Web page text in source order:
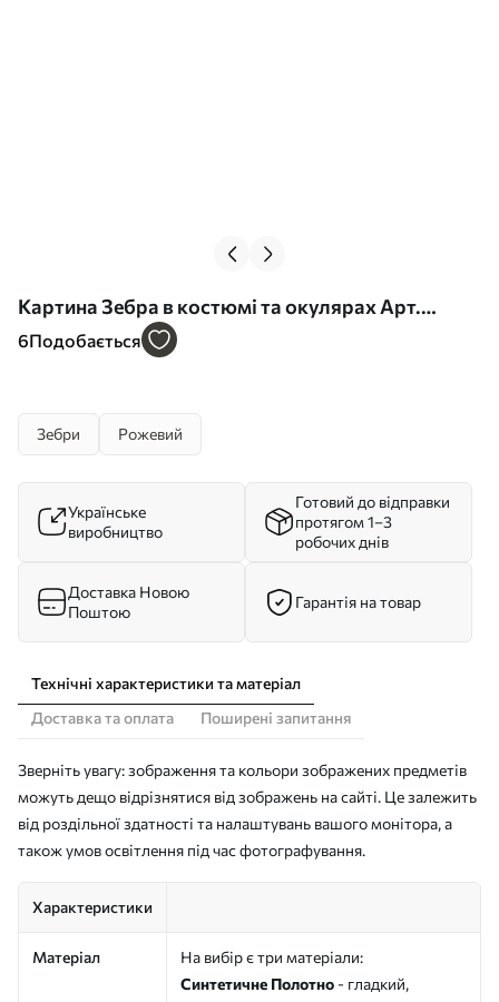
Картина Зебра в костюмі та окулярах Арт.
s45307
6Подобається
Зебри Рожевий
Українське
виробництво
Готовий до відправки
протягом 1–3
робочих днів
Доставка Новою
Поштою
Гарантія на товар
Технічні характеристики та матеріал
Доставка та оплата
Поширені запитання
Зверніть увагу: зображення та кольори зображених предметів
можуть дещо відрізнятися від зображень на сайті. Це залежить
від роздільної здатності та налаштувань вашого монітора, а
також умов освітлення під час фотографування.
Характеристики
Матеріал
На вибір є три матеріали:
Синтетичне Полотно - гладкий,